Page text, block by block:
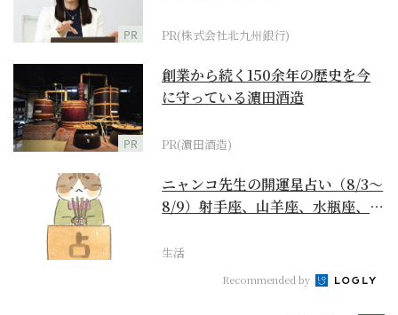
PR PR(株式会社北九州銀行)
PR
創業から続く150余年の歴史を今
に守っている濵田酒造
PR(濵田酒造)
ニャンコ先生の開運星占い（8/3～
8/9）射手座、山羊座、水瓶座、魚
生活
Recommended by